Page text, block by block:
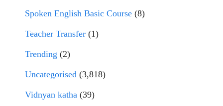
Spoken English Basic Course (8)
Teacher Transfer (1)
Trending (2)
Uncategorised (3,818)
Vidnyan katha (39)